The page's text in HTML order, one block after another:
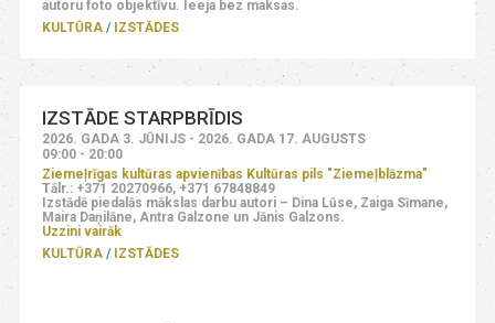
autoru foto objektīvu. Ieeja bez maksas.
KULTŪRA
IZSTĀDES
IZSTĀDE STARPBRĪDIS
2026. GADA 3. JŪNIJS - 2026. GADA 17. AUGUSTS
09:00 - 20:00
Ziemeļrīgas kultūras apvienības Kultūras pils "Ziemeļblāzma"
Tālr.: +371 20270966, +371 67848849
Izstādē piedalās mākslas darbu autori – Dina Lūse, Zaiga Sīmane,
Maira Daņilāne, Antra Galzone un Jānis Galzons.
Uzzini vairāk
KULTŪRA
IZSTĀDES